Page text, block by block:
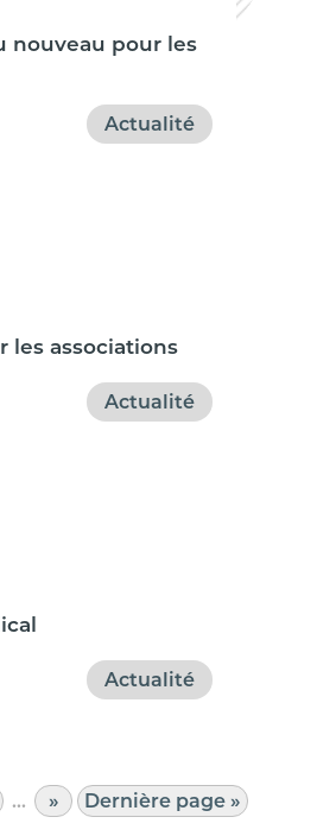
nouveau pour les
Actualité
les associations
Actualité
Actualité
… » Dernière page »